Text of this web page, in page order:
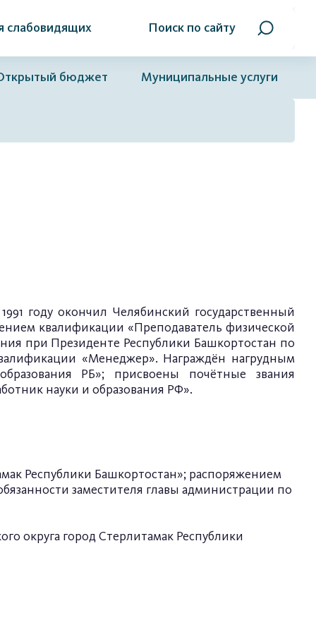
слабовидящих Поиск по сайту
бюджет Муниципальные услуги
году окончил Челябинский государственный
квалификации «Преподаватель физической
при Президенте Республики Башкортостан по
«Менеджер». Награждён нагрудным
РБ»; присвоены почётные звания
науки и образования РФ».
Республики Башкортостан»; распоряжением
заместителя главы администрации по
округа город Стерлитамак Республики